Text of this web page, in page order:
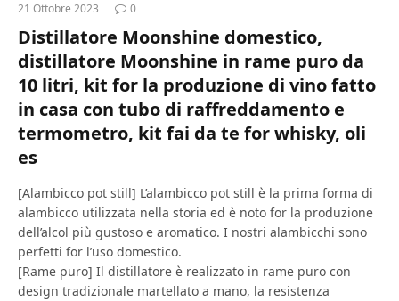
21 Ottobre 2023 0
Distillatore Moonshine domestico,
distillatore Moonshine in rame puro da
10 litri, kit for la produzione di vino fatto
in casa con tubo di raffreddamento e
termometro, kit fai da te for whisky, oli
es
[Alambicco pot still] L’alambicco pot still è la prima forma di
alambicco utilizzata nella storia ed è noto for la produzione
dell’alcol più gustoso e aromatico. I nostri alambicchi sono
perfetti for l’uso domestico.
[Rame puro] Il distillatore è realizzato in rame puro con
design tradizionale martellato a mano, la resistenza